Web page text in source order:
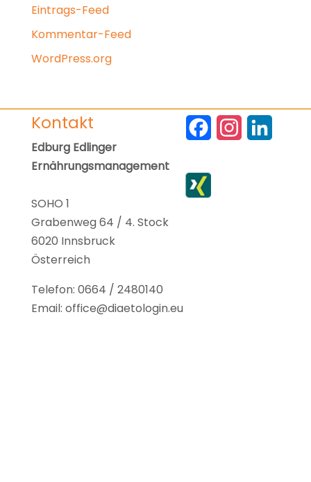
Eintrags-Feed
Kommentar-Feed
WordPress.org
Kontakt
Edburg Edlinger
Ernährungsmanagement
SOHO 1
Grabenweg 64 / 4. Stock
6020 Innsbruck
Österreich
Telefon: 0664 / 2480140
Email: office@diaetologin.eu
c
e